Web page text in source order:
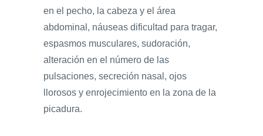
en el pecho, la cabeza y el área
abdominal, náuseas dificultad para tragar,
espasmos musculares, sudoración,
alteración en el número de las
pulsaciones, secreción nasal, ojos
llorosos y enrojecimiento en la zona de la
picadura.